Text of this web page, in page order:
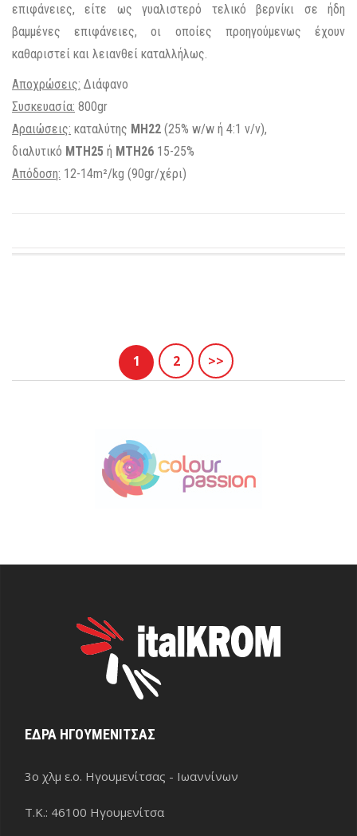
επιφάνειες, είτε ως γυαλιστερό τελικό βερνίκι σε ήδη
βαμμένες επιφάνειες, οι οποίες προηγούμενως έχουν
καθαριστεί και λειανθεί καταλλήλως.
Αποχρώσεις: Διάφανο
Συσκευασία: 800gr
Αραιώσεις: καταλύτης MH22 (25% w/w ή 4:1 v/v),
διαλυτικό ΜΤΗ25 ή MTH26 15-25%
Απόδοση: 12-14m²/kg (90gr/χέρι)
1 2 >>
ΕΔΡΑ ΗΓΟΥΜΕΝΙΤΣΑΣ
3ο χλμ ε.ο. Ηγουμενίτσας - Ιωαννίνων
Τ.Κ.: 46100 Ηγουμενίτσα